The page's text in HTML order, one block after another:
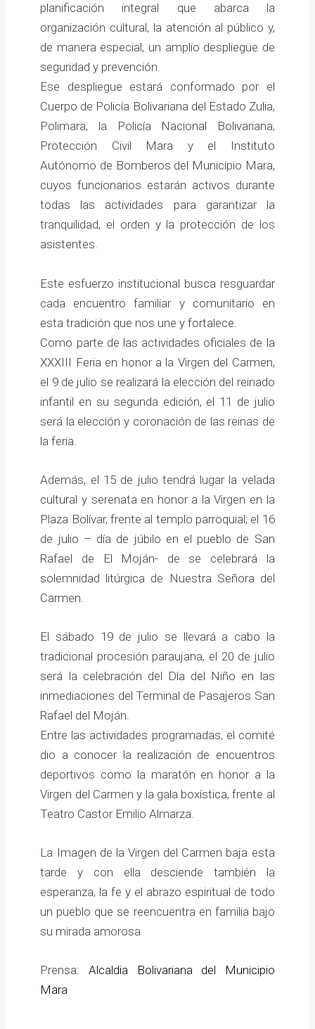
planificación integral que abarca la
organización cultural, la atención al público y,
de manera especial, un amplio despliegue de
seguridad y prevención.
Ese despliegue estará conformado por el
Cuerpo de Policía Bolivariana del Estado Zulia,
Polimara, la Policía Nacional Bolivariana,
Protección Civil Mara y el Instituto
Autónomo de Bomberos del Municipio Mara,
cuyos funcionarios estarán activos durante
todas las actividades para garantizar la
tranquilidad, el orden y la protección de los
asistentes.
Este esfuerzo institucional busca resguardar
cada encuentro familiar y comunitario en
esta tradición que nos une y fortalece.
Como parte de las actividades oficiales de la
XXXIII Feria en honor a la Virgen del Carmen,
el 9 de julio se realizará la elección del reinado
infantil en su segunda edición, el 11 de julio
será la elección y coronación de las reinas de
la feria.
Además, el 15 de julio tendrá lugar la velada
cultural y serenata en honor a la Virgen en la
Plaza Bolívar, frente al templo parroquial; el 16
de julio – día de júbilo en el pueblo de San
Rafael de El Moján- de se celebrará la
solemnidad litúrgica de Nuestra Señora del
Carmen.
El sábado 19 de julio se llevará a cabo la
tradicional procesión paraujana, el 20 de julio
será la celebración del Día del Niño en las
inmediaciones del Terminal de Pasajeros San
Rafael del Moján.
Entre las actividades programadas, el comité
dio a conocer la realización de encuentros
deportivos como la maratón en honor a la
Virgen del Carmen y la gala boxística, frente al
Teatro Castor Emilio Almarza.
La Imagen de la Virgen del Carmen baja esta
tarde y con ella desciende también la
esperanza, la fe y el abrazo espiritual de todo
un pueblo que se reencuentra en familia bajo
su mirada amorosa
Prensa: Alcaldia Bolivariana del Municipio
Mara